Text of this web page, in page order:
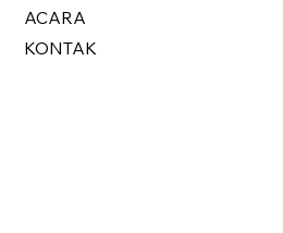
ACARA
KONTAK